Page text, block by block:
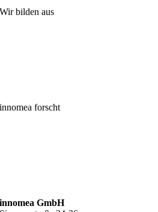
Wir bilden aus
innomea forscht
innomea GmbH